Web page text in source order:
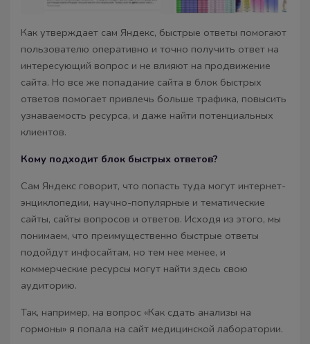
Как утверждает сам Яндекс, быстрые ответы помогают
пользователю оперативно и точно получить ответ на
интересующий вопрос и не влияют на продвижение
сайта. Но все же попадание сайта в блок быстрых
ответов помогает привлечь больше трафика, повысить
узнаваемость ресурса, и даже найти потенциальных
клиентов.
Кому подходит блок быстрых ответов?
Сам Яндекс говорит, что попасть туда могут интернет-
энциклопедии, научно-популярные и тематические
сайты, сайты вопросов и ответов. Исходя из этого, мы
понимаем, что преимущественно быстрые ответы
подойдут инфосайтам, но тем нее менее, и
коммерческие ресурсы могут найти здесь свою
аудиторию.
Так, например, на вопрос «Как сдать анализы на
гормоны» я попала на сайт медицинской лаборатории.